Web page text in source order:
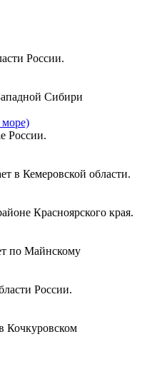
России.
Сибири
море)
России.
в Кемеровской области.
Красноярского края.
по Майнскому
России.
Кочкуровском